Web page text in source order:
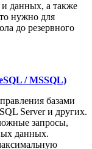
данных, а также
нужно для
до резервного
/ MSSQL)
базами
Server и других.
запросы,
данных.